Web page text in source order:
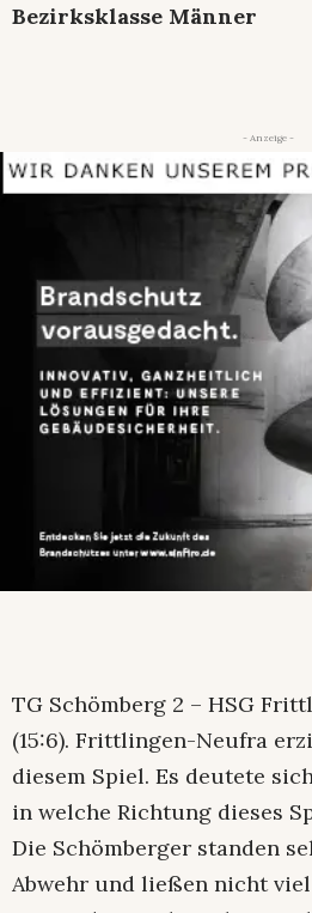
Bezirksklasse Männer
- Anzeige -
TG Schömberg 2 – HSG
(15:6). Frittlingen-Neufra
diesem Spiel. Es deutete
in welche Richtung dieses
Die Schömberger standen
Abwehr und ließen nicht